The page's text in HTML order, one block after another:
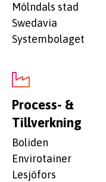
Mölndals stad
Swedavia
Systembolaget
Process- &
Tillverkning
Boliden
Envirotainer
Lesjöfors